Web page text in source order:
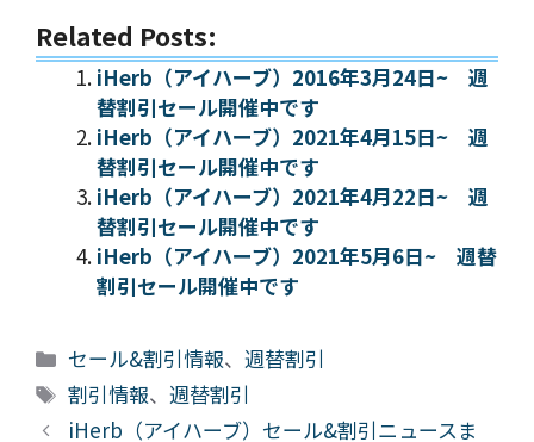
Related Posts:
iHerb（アイハーブ）2016年3月24日~ 週
替割引セール開催中です
iHerb（アイハーブ）2021年4月15日~ 週
替割引セール開催中です
iHerb（アイハーブ）2021年4月22日~ 週
替割引セール開催中です
iHerb（アイハーブ）2021年5月6日~ 週替
割引セール開催中です
カ
テ
ゴ
セール&割引情報、週替割引
タ
グ
割引情報、週替割引
iHerb（アイハーブ）セール&割引ニュースま